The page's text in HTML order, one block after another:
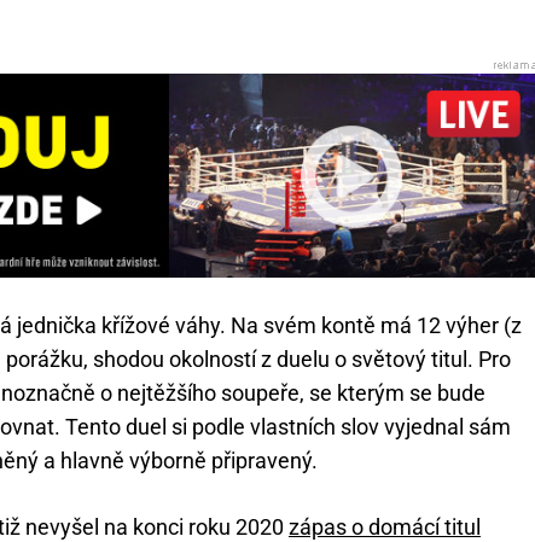
jednička křížové váhy. Na svém kontě má 12 výher (z
porážku, shodou okolností z duelu o světový titul. Pro
o nejtěžšího soupeře, se kterým se bude
Tento duel si podle vlastních slov vyjednal sám
a hlavně výborně připravený.
nevyšel na konci roku 2020zápas o domácí titul